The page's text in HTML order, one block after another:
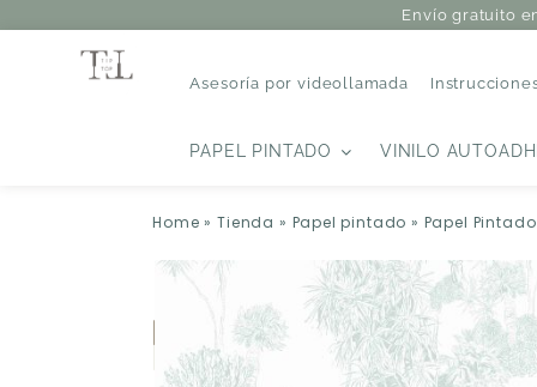
Envío gratuito
Asesoría por videollamada
PAPEL PINTADO VINILO
Home »Tienda » Papel pintado » Papel